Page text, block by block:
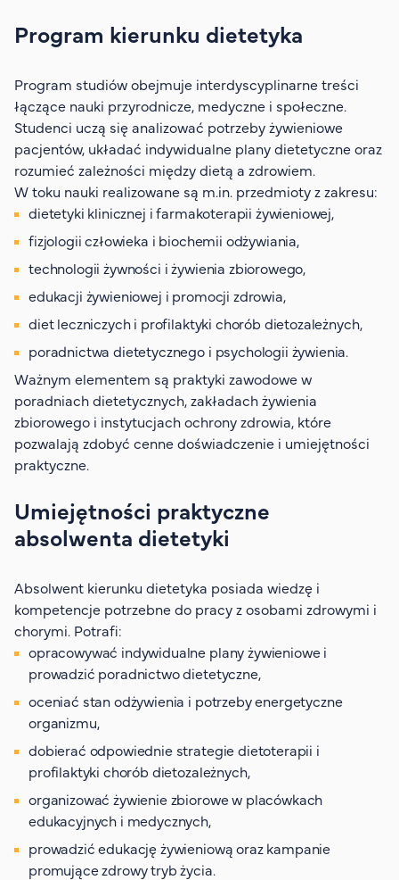
Program kierunku dietetyka
Program studiów obejmuje interdyscyplinarne treści
łączące nauki przyrodnicze, medyczne i społeczne.
Studenci uczą się analizować potrzeby żywieniowe
pacjentów, układać indywidualne plany dietetyczne oraz
rozumieć zależności między dietą a zdrowiem.
W toku nauki realizowane są m.in. przedmioty z zakresu:
dietetyki klinicznej i farmakoterapii żywieniowej,
fizjologii człowieka i biochemii odżywiania,
technologii żywności i żywienia zbiorowego,
edukacji żywieniowej i promocji zdrowia,
diet leczniczych i profilaktyki chorób dietozależnych,
poradnictwa dietetycznego i psychologii żywienia.
Ważnym elementem są praktyki zawodowe w
poradniach dietetycznych, zakładach żywienia
zbiorowego i instytucjach ochrony zdrowia, które
pozwalają zdobyć cenne doświadczenie i umiejętności
praktyczne.
Umiejętności praktyczne
absolwenta dietetyki
Absolwent kierunku dietetyka posiada wiedzę i
kompetencje potrzebne do pracy z osobami zdrowymi i
chorymi. Potrafi:
opracowywać indywidualne plany żywieniowe i
prowadzić poradnictwo dietetyczne,
oceniać stan odżywienia i potrzeby energetyczne
organizmu,
dobierać odpowiednie strategie dietoterapii i
profilaktyki chorób dietozależnych,
organizować żywienie zbiorowe w placówkach
edukacyjnych i medycznych,
prowadzić edukację żywieniową oraz kampanie
promujące zdrowy tryb życia.